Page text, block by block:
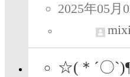
2025年05月
☆(＊´〇